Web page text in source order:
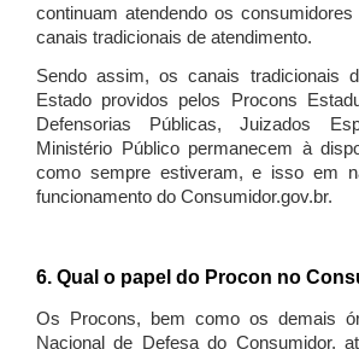
continuam atendendo os
canais tradicionais de atendimento.
Sendo assim, os canais tradicionais
Estado providos pelos Procons
Defensorias Públicas, Juizados
Ministério Público permanecem à
como sempre estiveram, e isso em
funcionamento do Consumidor.gov.br.
6. Qual o papel do Procon no
Os Procons, bem como os demais
Nacional de Defesa do Consumidor,